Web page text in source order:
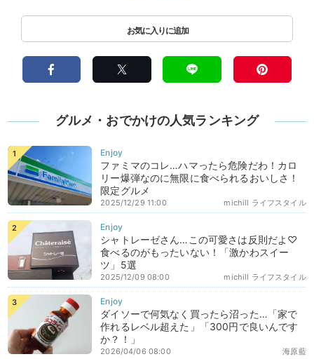
グルメ・おでかけの人気ランキング
ファミマのコレ…ハマったら危険だわ！カロ
リー爆弾なのに無限に食べられるおいしさ！
限定グルメ
michill ライフスタイル
2025/12/29 11:00
シャトレーゼさん…この可愛さは反則だよ♡
食べるのがもったいない！「激かわスイー
ツ」5選
michill ライフスタイル
2025/12/09 08:00
ダイソーで何気なく買ったら沼った…「家で
作れるレベル超えた」「300円で良いんです
か？！」
海原藍
2026/04/06 08:00